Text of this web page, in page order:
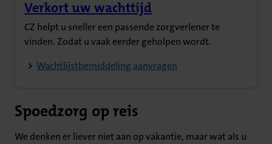
Verkort uw wachttijd
(Opent in nieuw tabblad)
CZ helpt u sneller een passende zorgverlener te
vinden. Zodat u vaak eerder geholpen wordt.
Wachtlijstbemiddeling aanvragen
Spoedzorg op reis
We denken er liever niet aan op vakantie, maar wat als u